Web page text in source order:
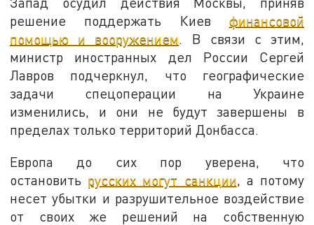
решение поддержать Киев финансовой
помощью и вооружением. В связи с этим,
министр иностранных дел России Сергей
Лавров подчеркнул, что географические
задачи спецоперации на Украине
изменились, и они не будут завершены в
пределах только территорий Донбасса.
Европа до сих пор уверена, что
остановить русских могут санкции, а потому
несет убытки и разрушительное воздействие
от своих же решений на собственную